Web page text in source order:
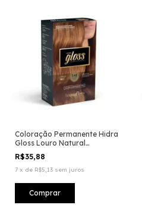
Coloração Permanente Hidra
Gloss Louro Natural
Acobreado Dourado 7.43
R$35,88
7 x de R$5,13 sem juros